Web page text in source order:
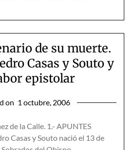
de su muerte.
Casas y Souto y
epistolar
on 1 octubre, 2006
de la Calle. 1.- APUNTES
Casas y Souto nació el 13 de